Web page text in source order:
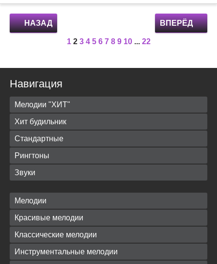
НАЗАД ВПЕРЁД
1 2 3 4 5 6 7 8 9 10 ... 22
Навигация
Мелодии "ХИТ"
Хит будильник
Стандартные
Рингтоны
Звуки
Мелодии
Красивые мелодии
Классические мелодии
Инструментальные мелодии